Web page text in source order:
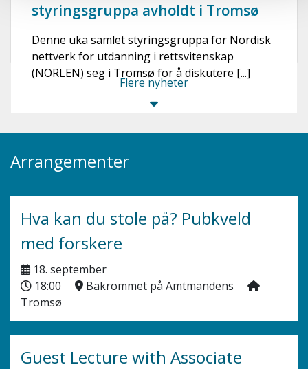
styringsgruppa avholdt i Tromsø
Denne uka samlet styringsgruppa for Nordisk
nettverk for utdanning i rettsvitenskap
(NORLEN) seg i Tromsø for å diskutere [...]
Flere nyheter
Arrangementer
Hva kan du stole på? Pubkveld
med forskere
18. september
18:00
Bakrommet på Amtmandens
Tromsø
Guest Lecture with Associate